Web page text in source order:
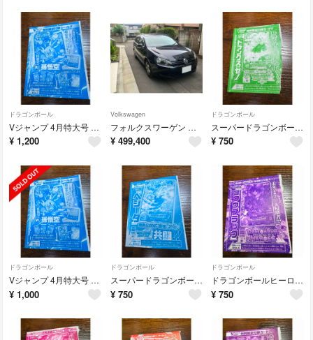
ドラゴンボール
Vジャンプ 4月特大号 特別限定付録 孫悟空シール！未開封
¥ 1,200
Volkswagen
フォルクスワーゲン ゴルフ ヴァリアント TSI トレンドライン ！
¥ 499,400
ドラゴンボール
スーパードラゴンボールヒーローズ トランクス：ゼノ PJS-20！未開封
¥ 750
ドラゴンボール
Vジャンプ 4月特大号 特別限定付録 孫悟空シール！未開封
¥ 1,000
ドラゴンボール
スーパードラゴンボールヒーローズ GDPJ-10 ベジータ！未開封
¥ 750
ドラゴンボール
ドラゴンボールヒーローズ！ゴクウブラック GDPJ-29 未開封！
¥ 750